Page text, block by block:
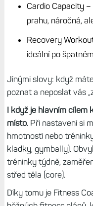
Cardio Capacity
prahu, náročná,
Recovery
ideální po
Jinými slovy: když
poznat a neposlat vás
I když je hlavním cílem
místo.Při nastavení si
hmotností nebo
kladky, gymbally).
tréninky týdně,
střed těla (core).
Díky tomu je Fitness